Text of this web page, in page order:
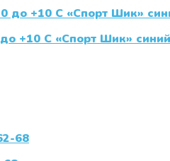
+10 С «Спорт Шик» синий